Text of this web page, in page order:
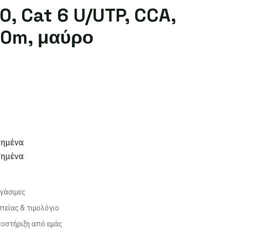
Cat 6 U/UTP, CCA,
μαύρο
& τιμολόγιο
από εμάς